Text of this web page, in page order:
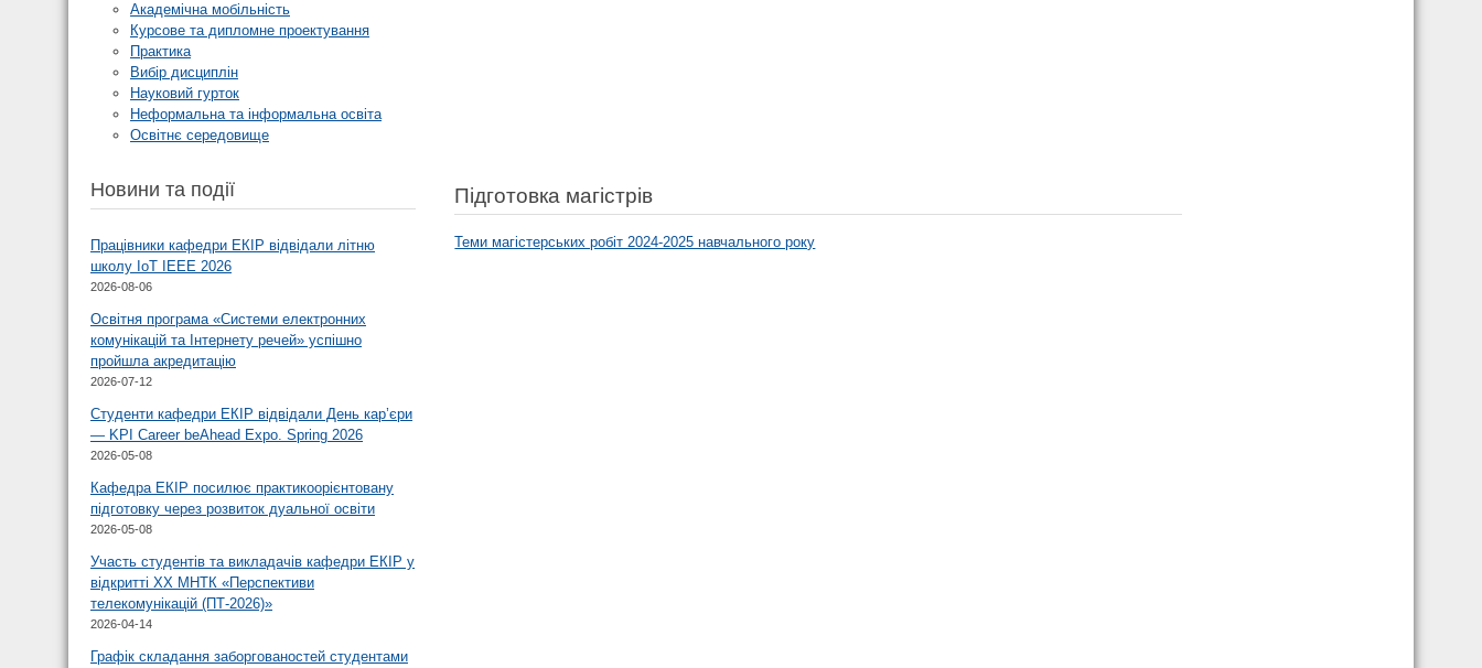
Академічна мобільність
Курсове та дипломне проектування
Практика
Вибір дисциплін
Науковий гурток
Неформальна та інформальна освіта
Освітнє середовище
Новини та події
Працівники кафедри ЕКІР відвідали літню
школу ІоТ IEEE 2026
2026-08-06
Освітня програма «Системи електронних
комунікацій та Інтернету речей» успішно
пройшла акредитацію
2026-07-12
Студенти кафедри ЕКІР відвідали День кар’єри
— KPI Career beAhead Expo. Spring 2026
2026-05-08
Кафедра ЕКІР посилює практикоорієнтовану
підготовку через розвиток дуальної освіти
2026-05-08
Участь студентів та викладачів кафедри ЕКІР у
відкритті XX МНТК «Перспективи
телекомунікацій (ПТ-2026)»
2026-04-14
Графік складання заборгованостей студентами
Підготовка магістрів
Теми магістерських робіт 2024-2025 навчального року